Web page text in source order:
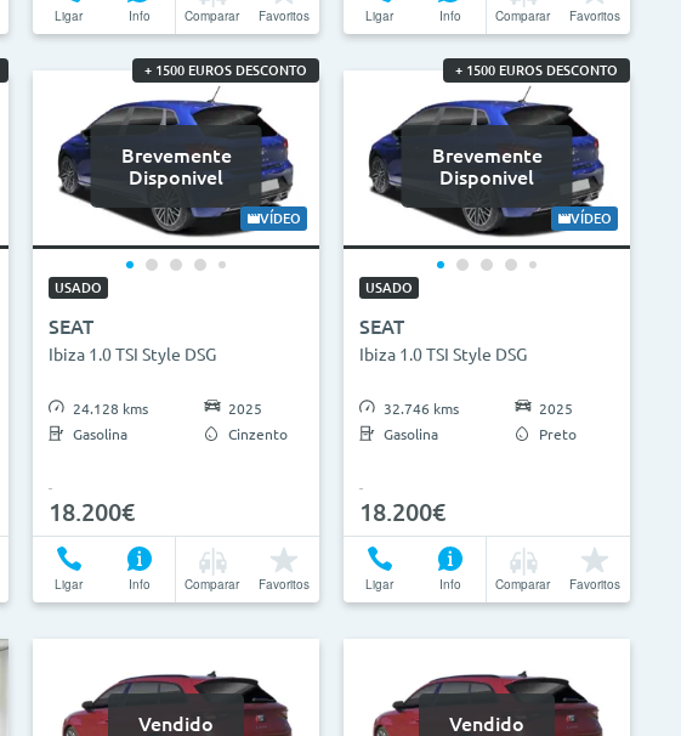
Ligar Info Comparar Favoritos Ligar Info Comparar Favoritos
+ 1500 EUROS DESCONTO
Brevemente
Disponivel
VÍDEO
USADO
SEAT
Ibiza 1.0 TSI Style DSG
24.128 kms
Gasolina
2025
Cinzento
18.200€
Ligar Info Comparar Favoritos
+ 1500 EUROS DESCONTO
Brevemente
Disponivel
VÍDEO
USADO
SEAT
Ibiza 1.0 TSI Style DSG
32.746 kms
Gasolina
2025
Preto
18.200€
Ligar Info Comparar Favoritos
Vendido Vendido